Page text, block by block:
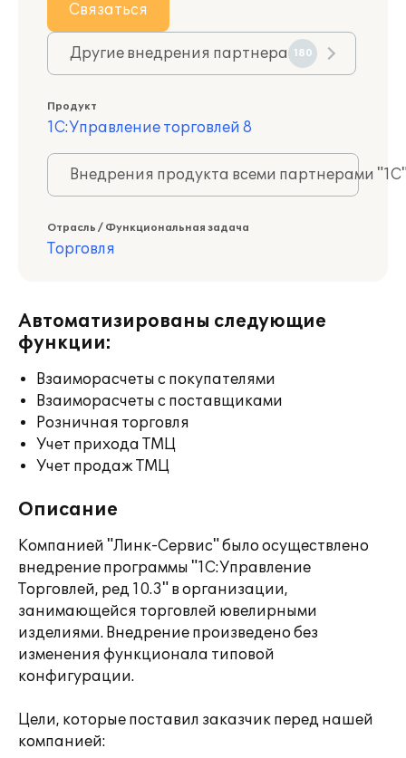
Связаться
Другие внедрения партнера 180
Продукт
1С:Управление торговлей 8
Внедрения продукта всеми партнерами
Отрасль / Функциональная задача
Торговля
Автоматизированы следующие
функции:
Взаиморасчеты с покупателями
Взаиморасчеты с поставщиками
Розничная торговля
Учет прихода ТМЦ
Учет продаж ТМЦ
Описание
Компанией "Линк-Сервис" было осуществлено
внедрение программы "1С:Управление
Торговлей, ред 10.3" в организации,
занимающейся торговлей ювелирными
изделиями. Внедрение произведено без
изменения функционала типовой
конфигурации.
Цели, которые поставил заказчик перед нашей
компанией: